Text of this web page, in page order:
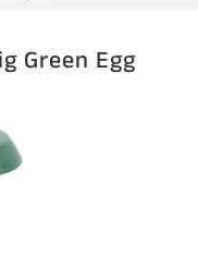
Green Egg